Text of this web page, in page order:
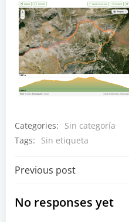
Categories:
Sin categoría
Tags:
Sin etiqueta
Navegación
por
Previous post
No responses yet